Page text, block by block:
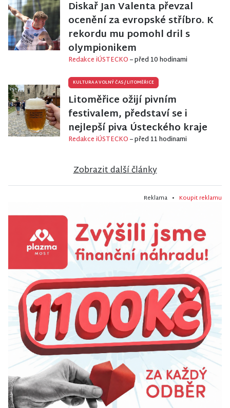
Diskař Jan Valenta převzal
ocenění za evropské stříbro. K
rekordu mu pomohl dril s
olympionikem
Redakce iÚSTECKO– před 10 hodinami
KULTURA A VOLNÝ ČAS/LITOMĚŘICE
Litoměřice ožijí pivním
festivalem, představí se i
nejlepší piva Ústeckého kraje
Redakce iÚSTECKO– před 11 hodinami
Zobrazit další články
Reklama • Koupit reklamu